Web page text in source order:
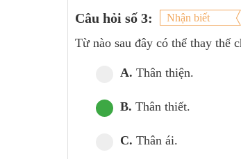
Câu hỏi số 3: Nhận biết
Từ nào sau đây có thể thay thế
A. Thân thiện.
B. Thân thiết.
C. Thân ái.